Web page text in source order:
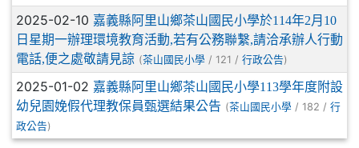
2025-02-10 嘉義縣阿里山鄉茶山國民小學於114年2月10
日星期一辦理環境教育活動,若有公務聯繫,請洽承辦人行動
電話,便之處敬請見諒 (茶山國民小學 / 121 / 行政公告)
2025-01-02 嘉義縣阿里山鄉茶山國民小學113學年度附設
幼兒園娩假代理教保員甄選結果公告 (茶山國民小學 / 182 / 行
政公告)